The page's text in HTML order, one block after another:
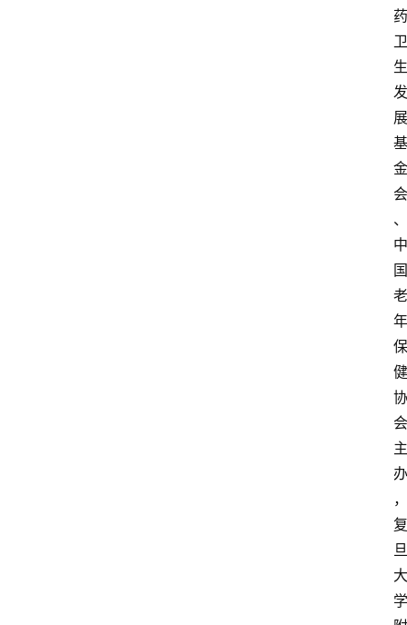
药
卫
生
发
展
基
金
会
、
中
国
老
年
保
健
协
会
主
办
，
复
旦
大
学